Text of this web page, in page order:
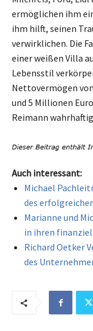
ermöglichen ihm
ihm hilft, seinen
verwirklichen. Die
einer weißen Villa
Lebensstil
Nettovermögen
und 5 Millionen
Reimann
Auch interessant:
Michael
des
Marianne und
in ihren
Richard Oetker
des